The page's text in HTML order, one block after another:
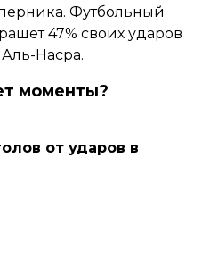
Футбольный
47% своих ударов
Насра.
моменты?
от ударов в